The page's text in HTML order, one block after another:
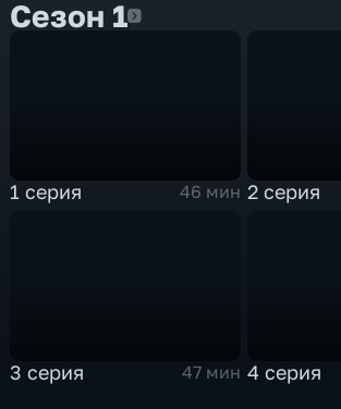
Сезон 1Сезон 1
1 серия 46 мин 2 серия
3 серия 47 мин 4 серия